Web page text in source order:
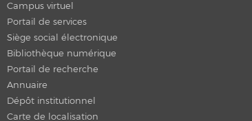
Campus virtuel
Portail de services
Siège social électronique
Bibliothèque numérique
Portail de recherche
Annuaire
Dépôt institutionnel
Carte de localisation